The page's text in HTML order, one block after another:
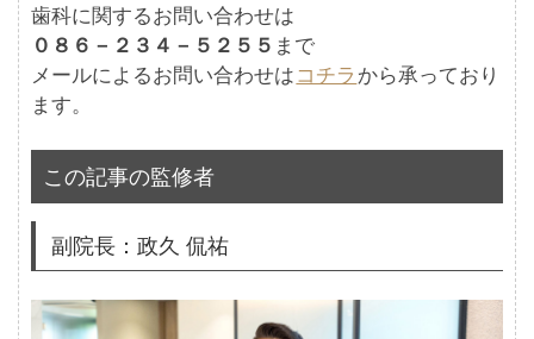
歯科に関するお問い合わせは
０８６－２３４－５２５５ まで
メールによるお問い合わせは コチラ から承っており
ます。
この記事の監修者
副院長：政久 侃祐